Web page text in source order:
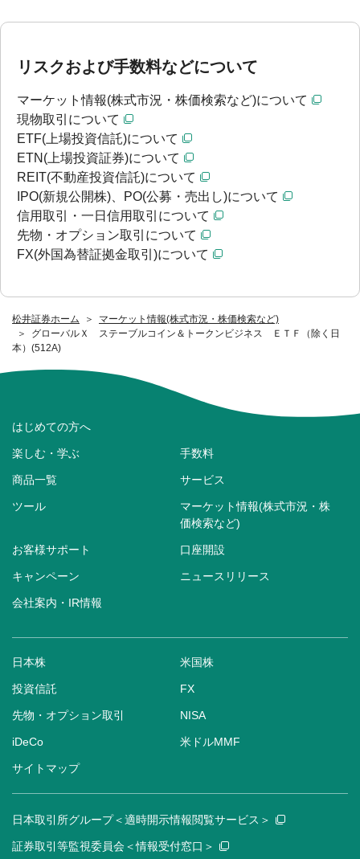
松井証券ホーム
マーケット情報(株式市況・株価検索など)
グローバルＸ ステーブルコイン＆トークンビジネス ＥＴＦ（除く日
本）(512A)
リスクおよび手数料などについて
マーケット情報(株式市況・株価検索など)について
現物取引について
ETF(上場投資信託)について
ETN(上場投資証券)について
REIT(不動産投資信託)について
IPO(新規公開株)、PO(公募・売出し)について
信用取引・一日信用取引について
先物・オプション取引について
FX(外国為替証拠金取引)について
はじめての方へ
楽しむ・学ぶ 手数料
商品一覧 サービス
ツール
マーケット情報(株式市況・株
価検索など)
お客様サポート 口座開設
キャンペーン ニュースリリース
会社案内・IR情報
日本株 米国株
投資信託 FX
先物・オプション取引 NISA
iDeCo 米ドルMMF
サイトマップ
日本取引所グループ＜適時開示情報閲覧サービス＞
証券取引等監視委員会＜情報受付窓口＞